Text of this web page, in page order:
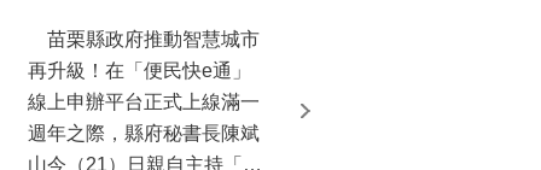
苗栗縣政府推動智慧城市
再升級！在「便民快e通」
線上申辦平台正式上線滿一
週年之際，縣府秘書長陳斌
山今（21）日親自主持「便
運作，這是鄉內第6個、全